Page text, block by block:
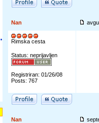
.
Nan
Rimska cesta
Status: neprijavljen
Registriran: 01/26/08
Posts: 767
Nan